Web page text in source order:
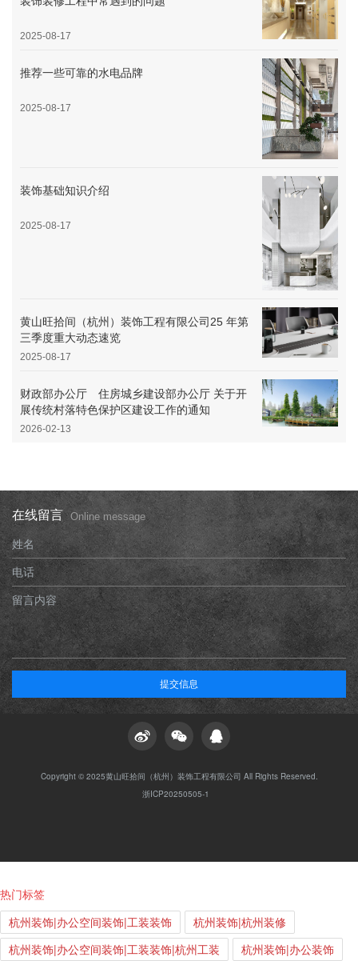
2025-08-17
推荐一些可靠的水电品牌
2025-08-17
装饰基础知识介绍
2025-08-17
黄山旺拾间（杭州）装饰工程有限公司25 年第
三季度重大动态速览
2025-08-17
财政部办公厅 住房城乡建设部办公厅 关于开
展传统村落特色保护区建设工作的通知
2026-02-13
在线留言 Online message
姓名
电话
留言内容
提交信息
Copyright © 2025黄山旺拾间（杭州）装饰工程有限公司 All Rights Reserved.
浙ICP20250505-1
热门标签
杭州装饰|办公空间装饰|工装装饰
杭州装饰|杭州装修
杭州装饰|办公空间装饰|工装装饰|杭州工装
杭州装饰|办公装饰